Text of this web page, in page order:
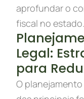
aprofundar o
fiscal no estado.
Legal:
para
O